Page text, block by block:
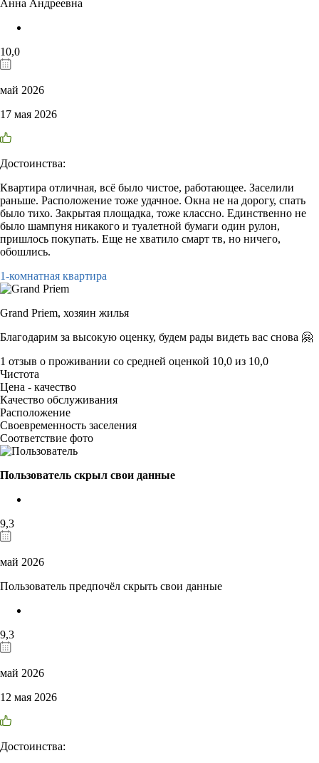
Анна Андреевна
10,0
май 2026
17 мая 2026
Достоинства:
Квартира отличная, всё было чистое, работающее. Заселили
раньше. Расположение тоже удачное. Окна не на дорогу, спать
было тихо. Закрытая площадка, тоже классно. Единственно не
было шампуня никакого и туалетной бумаги один рулон,
пришлось покупать. Еще не хватило смарт тв, но ничего,
обошлись.
1-комнатная квартира
Grand Priem, хозяин жилья
Благодарим за высокую оценку, будем рады видеть вас снова 🤗
1 отзыв о проживании со средней оценкой 10,0 из 10,0
Чистота
Цена - качество
Качество обслуживания
Расположение
Своевременность заселения
Соответствие фото
Пользователь скрыл свои данные
9,3
май 2026
Пользователь предпочёл скрыть свои данные
9,3
май 2026
12 мая 2026
Достоинства: